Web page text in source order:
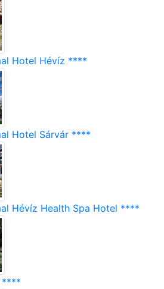
Hotel Hévíz ****
Hotel Sárvár ****
Hévíz Health Spa Hotel ****
****